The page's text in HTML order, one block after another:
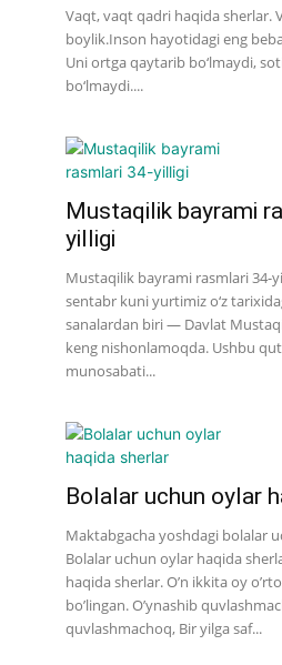
Vaqt, vaqt qadri haqida
boylik.Inson hayotidagi eng
Uni ortga qaytarib bo‘lmaydi,
bo‘lmaydi....
Mustaqilik bayrami
yilligi
Mustaqilik bayrami rasmlari 34-
sentabr kuni yurtimiz o‘z
sanalardan biri — Davlat
keng nishonlamoqda. Ushbu
munosabati...
Bolalar uchun oylar
Maktabgacha yoshdagi bolalar
Bolalar uchun oylar haqida
haqida sherlar. O’n ikkita oy
bo’lingan. O’ynashib
quvlashmachoq, Bir yilga saf...